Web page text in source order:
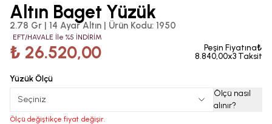
Altın Baget Yüzük
2.78 Gr | 14 Ayar Altın | Ürün Kodu: 1950
EFT/HAVALE İle %5 İNDİRİM
₺ 26.520,00
Peşin Fiyatına₺
8.840,00x3 Taksit
Yüzük Ölçü
Seçiniz
Ölçü nasıl
alınır?
Ölçü değiştikçe fiyat değişir.